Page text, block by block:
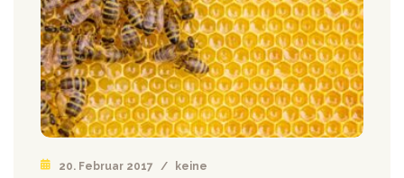
20. Februar 2017 / keine